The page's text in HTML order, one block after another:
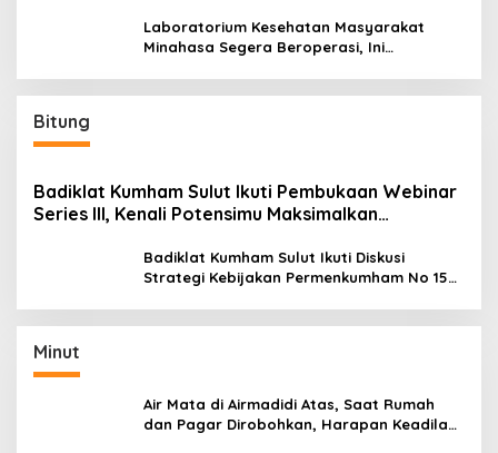
Laboratorium Kesehatan Masyarakat
Minahasa Segera Beroperasi, Ini
Bitung
Badiklat Kumham Sulut Ikuti Pembukaan Webinar
Series III, Kenali Potensimu Maksimalkan
Badiklat Kumham Sulut Ikuti Diskusi
Strategi Kebijakan Permenkumham No 15
Minut
Air Mata di Airmadidi Atas, Saat Rumah
dan Pagar Dirobohkan, Harapan Keadilan